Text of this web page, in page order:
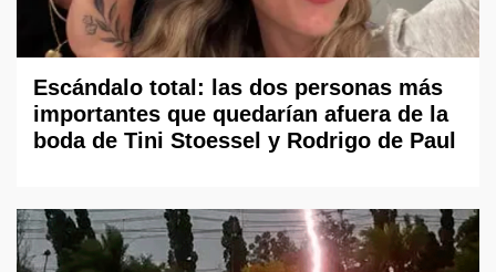
Escándalo total: las dos personas más
importantes que quedarían afuera de la
boda de Tini Stoessel y Rodrigo de Paul